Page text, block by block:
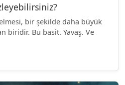
bir şekilde daha büyük
biridir. Bu basit. Yavaş. Ve